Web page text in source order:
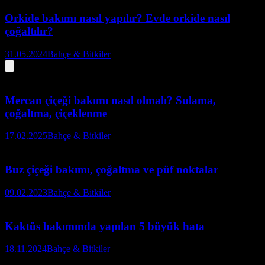
Orkide bakımı nasıl yapılır? Evde orkide nasıl
çoğaltılır?
31.05.2024Bahçe & Bitkiler
Mercan çiçeği bakımı nasıl olmalı? Sulama,
çoğaltma, çiçeklenme
17.02.2025Bahçe & Bitkiler
Buz çiçeği bakımı, çoğaltma ve püf noktalar
09.02.2023Bahçe & Bitkiler
Kaktüs bakımında yapılan 5 büyük hata
18.11.2024Bahçe & Bitkiler